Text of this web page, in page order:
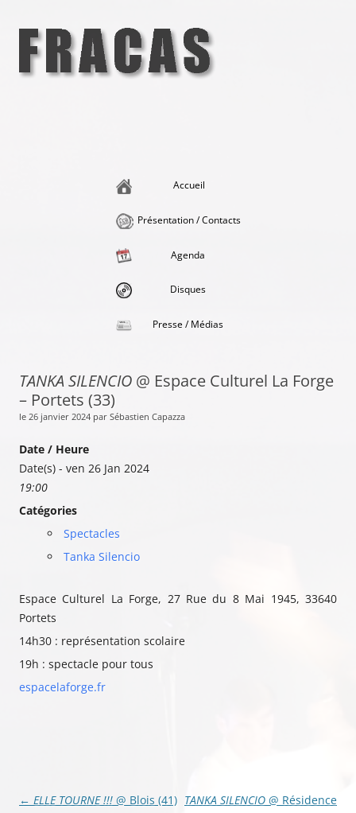
contenu
Accueil
Présentation / Contacts
Agenda
Disques
Presse / Médias
TANKA SILENCIO @ Espace Culturel La Forge
– Portets (33)
le 26 janvier 2024 par Sébastien Capazza
Date / Heure
Date(s) - ven 26 Jan 2024
19:00
Catégories
Spectacles
Tanka Silencio
Espace Culturel La Forge, 27 Rue du 8 Mai 1945, 33640
Portets
14h30 : représentation scolaire
19h : spectacle pour tous
espacelaforge.fr
Navigation
← ELLE TOURNE !!! @ Blois (41) TANKA SILENCIO @ Résidence